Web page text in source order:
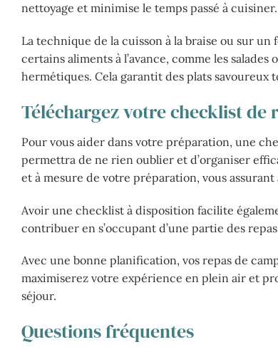
nettoyage et minimise le temps passé à cuisiner.
La technique de la cuisson à la braise ou sur
certains aliments à l’avance, comme les
hermétiques. Cela garantit des plats
Téléchargez votre checklist de
Pour vous aider dans votre préparation, une
permettra de ne rien oublier et d’organiser
et à mesure de votre préparation, vous
Avoir une checklist à disposition facilite
contribuer en s’occupant d’une partie des
Avec une bonne planification, vos repas de
maximiserez votre expérience en plein air et
séjour.
Questions fréquentes